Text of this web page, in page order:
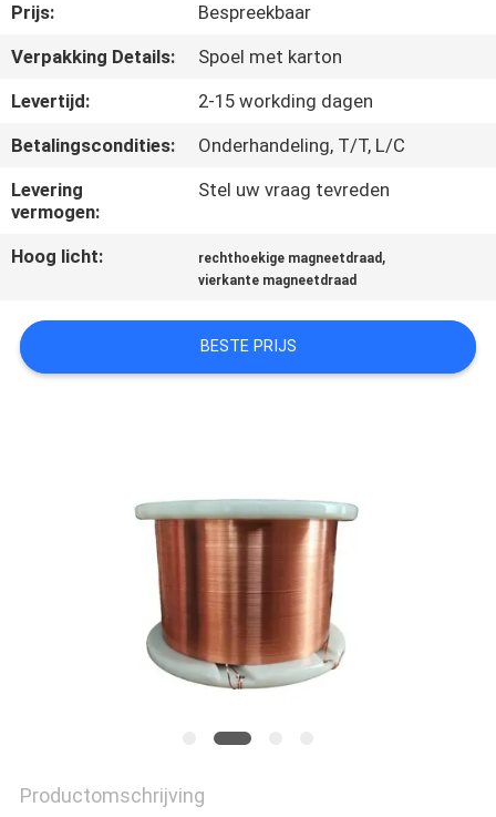
ONS
NIEUWS
OM EEN
CITAAT
SITEMAP
PRIVACY
Prijs:
Bespreekbaar
Verpakking Details:
Spoel met karton
Levertijd:
2-15 workding dagen
Betalingscondities:
Onderhandeling, T/T, L/C
Levering
vermogen:
Stel uw vraag tevreden
Hoog licht: rechthoekige magneetdraad ,
vierkante magneetdraad
BESTE PRIJS
Productomschrijving